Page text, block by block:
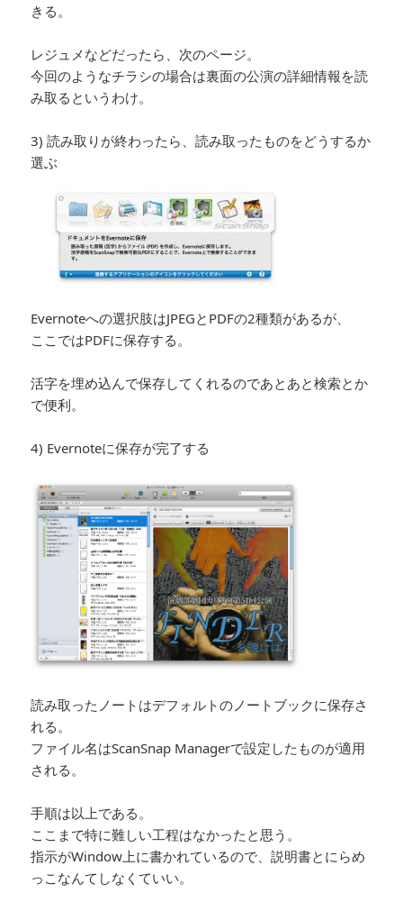
きる。
レジュメなどだったら、次のページ。
今回のようなチラシの場合は裏面の公演の詳細情報を読
み取るというわけ。
3) 読み取りが終わったら、読み取ったものをどうするか
選ぶ
Evernoteへの選択肢はJPEGとPDFの2種類があるが、
ここではPDFに保存する。
活字を埋め込んで保存してくれるのであとあと検索とか
で便利。
4) Evernoteに保存が完了する
読み取ったノートはデフォルトのノートブックに保存さ
れる。
ファイル名はScanSnap Managerで設定したものが適用
される。
手順は以上である。
ここまで特に難しい工程はなかったと思う。
指示がWindow上に書かれているので、説明書とにらめ
っこなんてしなくていい。